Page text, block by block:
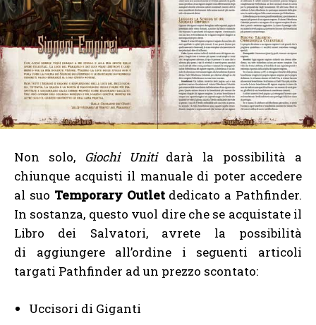
Non solo, Giochi Unitidarà la possibilità a
chiunque acquisti il manuale di poter accedere
al suo Temporary Outletdedicato a Pathfinder.
In sostanza, questo vuol dire che se acquistate il
Libro dei Salvatori, avrete la possibilità
di aggiungere all’ordine i seguenti articoli
targati Pathfinder ad un prezzo scontato:
Uccisori di Giganti